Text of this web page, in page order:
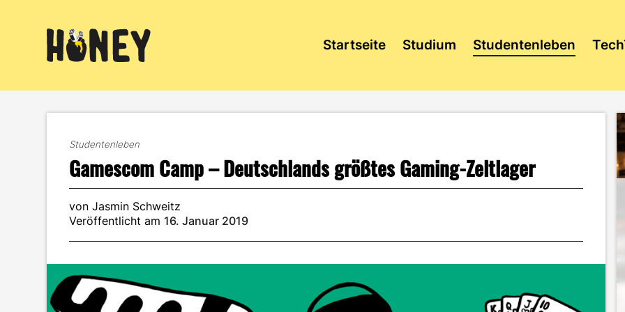
Startseite Studium Studentenleben
Studentenleben
Gamescom Camp – Deutschlands größtes Gaming-Zeltlager
von Jasmin Schweitz
Veröffentlicht am 16. Januar 2019